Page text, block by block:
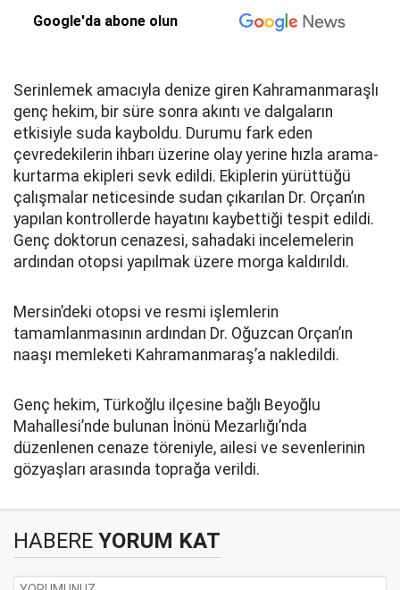
Google'da abone olun
Serinlemek amacıyla denize giren Kahramanmaraşlı
genç hekim, bir süre sonra akıntı ve dalgaların
etkisiyle suda kayboldu. Durumu fark eden
çevredekilerin ihbarı üzerine olay yerine hızla arama-
kurtarma ekipleri sevk edildi. Ekiplerin yürüttüğü
çalışmalar neticesinde sudan çıkarılan Dr. Orçan’ın
yapılan kontrollerde hayatını kaybettiği tespit edildi.
Genç doktorun cenazesi, sahadaki incelemelerin
ardından otopsi yapılmak üzere morga kaldırıldı.
Mersin’deki otopsi ve resmi işlemlerin
tamamlanmasının ardından Dr. Oğuzcan Orçan’ın
naaşı memleketi Kahramanmaraş’a nakledildi.
Genç hekim, Türkoğlu ilçesine bağlı Beyoğlu
Mahallesi’nde bulunan İnönü Mezarlığı’nda
düzenlenen cenaze töreniyle, ailesi ve sevenlerinin
gözyaşları arasında toprağa verildi.
HABERE YORUM KAT